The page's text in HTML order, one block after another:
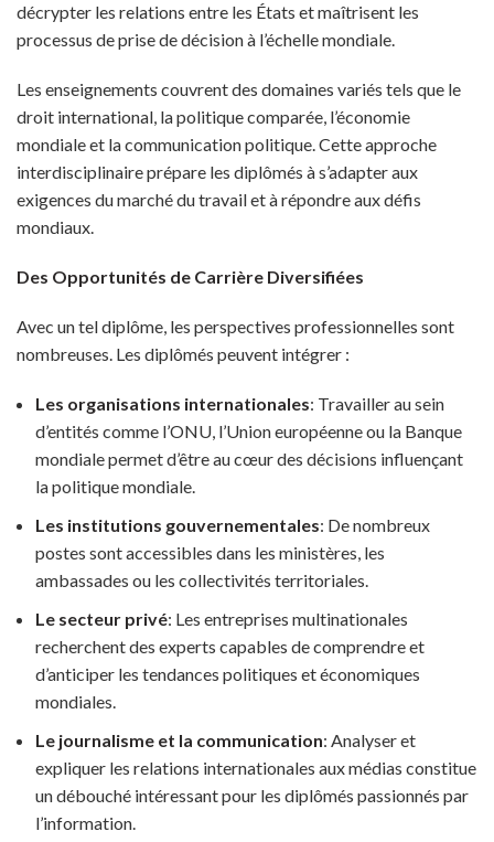
décrypter les relations entre les États et maîtrisent les
processus de prise de décision à l’échelle mondiale.
Les enseignements couvrent des domaines variés tels que le
droit international, la politique comparée, l’économie
mondiale et la communication politique. Cette approche
interdisciplinaire prépare les diplômés à s’adapter aux
exigences du marché du travail et à répondre aux défis
mondiaux.
Des Opportunités de Carrière Diversifiées
Avec un tel diplôme, les perspectives professionnelles sont
nombreuses. Les diplômés peuvent intégrer :
Les organisations internationales: Travailler au sein
d’entités comme l’ONU, l’Union européenne ou la Banque
mondiale permet d’être au cœur des décisions influençant
la politique mondiale.
Les institutions gouvernementales: De nombreux
postes sont accessibles dans les ministères, les
ambassades ou les collectivités territoriales.
Le secteur privé: Les entreprises multinationales
recherchent des experts capables de comprendre et
d’anticiper les tendances politiques et économiques
mondiales.
Le journalisme et la communication: Analyser et
expliquer les relations internationales aux médias constitue
un débouché intéressant pour les diplômés passionnés par
l’information.